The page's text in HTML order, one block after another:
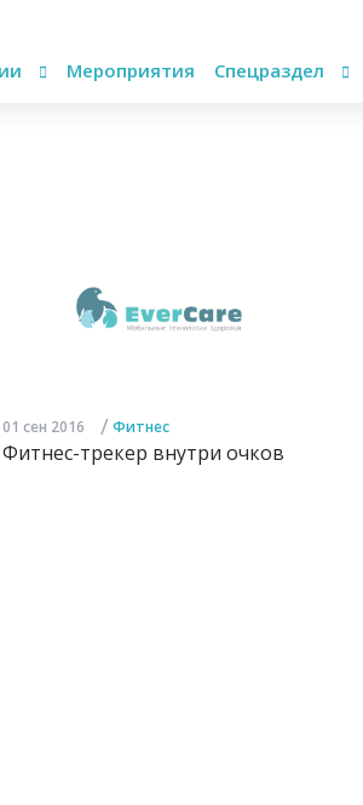
Мероприятия Спецраздел
01 сен 2016 / Фитнес
Фитнес-трекер внутри очков